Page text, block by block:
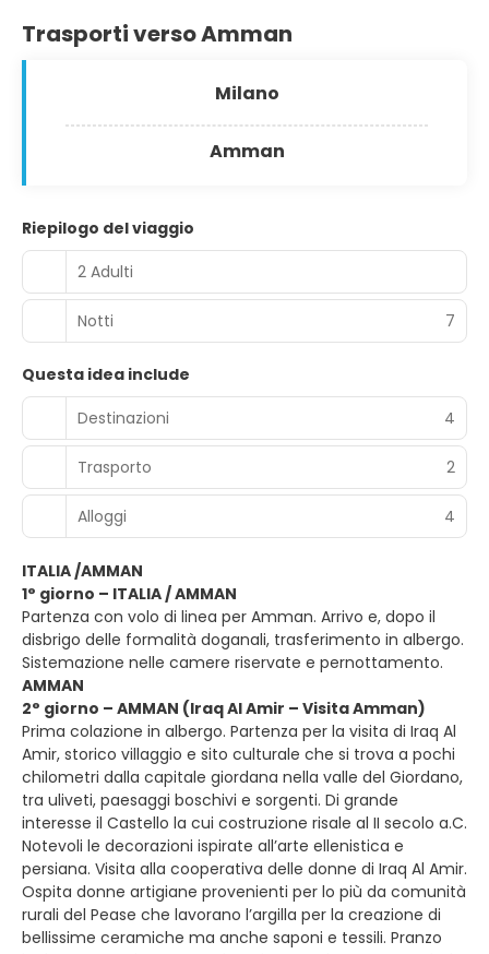
Trasporti verso Amman
Milano
Amman
Riepilogo del viaggio
2 Adulti
Notti 7
Questa idea include
Destinazioni
4
Trasporto 2
Alloggi 4
ITALIA /AMMAN
1° giorno – ITALIA / AMMAN
Partenza con volo di linea per Amman. Arrivo e, dopo il
disbrigo delle formalità doganali, trasferimento in albergo.
Sistemazione nelle camere riservate e pernottamento.
AMMAN
2° giorno – AMMAN (Iraq Al Amir – Visita Amman)
Prima colazione in albergo. Partenza per la visita di Iraq Al
Amir, storico villaggio e sito culturale che si trova a pochi
chilometri dalla capitale giordana nella valle del Giordano,
tra uliveti, paesaggi boschivi e sorgenti. Di grande
interesse il Castello la cui costruzione risale al II secolo a.C.
Notevoli le decorazioni ispirate all’arte ellenistica e
persiana. Visita alla cooperativa delle donne di Iraq Al Amir.
Ospita donne artigiane provenienti per lo più da comunità
rurali del Pease che lavorano l’argilla per la creazione di
bellissime ceramiche ma anche saponi e tessili. Pranzo